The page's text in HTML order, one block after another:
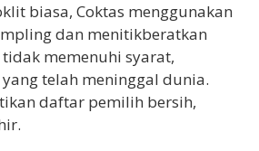
biasa, Coktas menggunakan
dan menitikberatkan
memenuhi syarat,
telah meninggal dunia.
daftar pemilih bersih,